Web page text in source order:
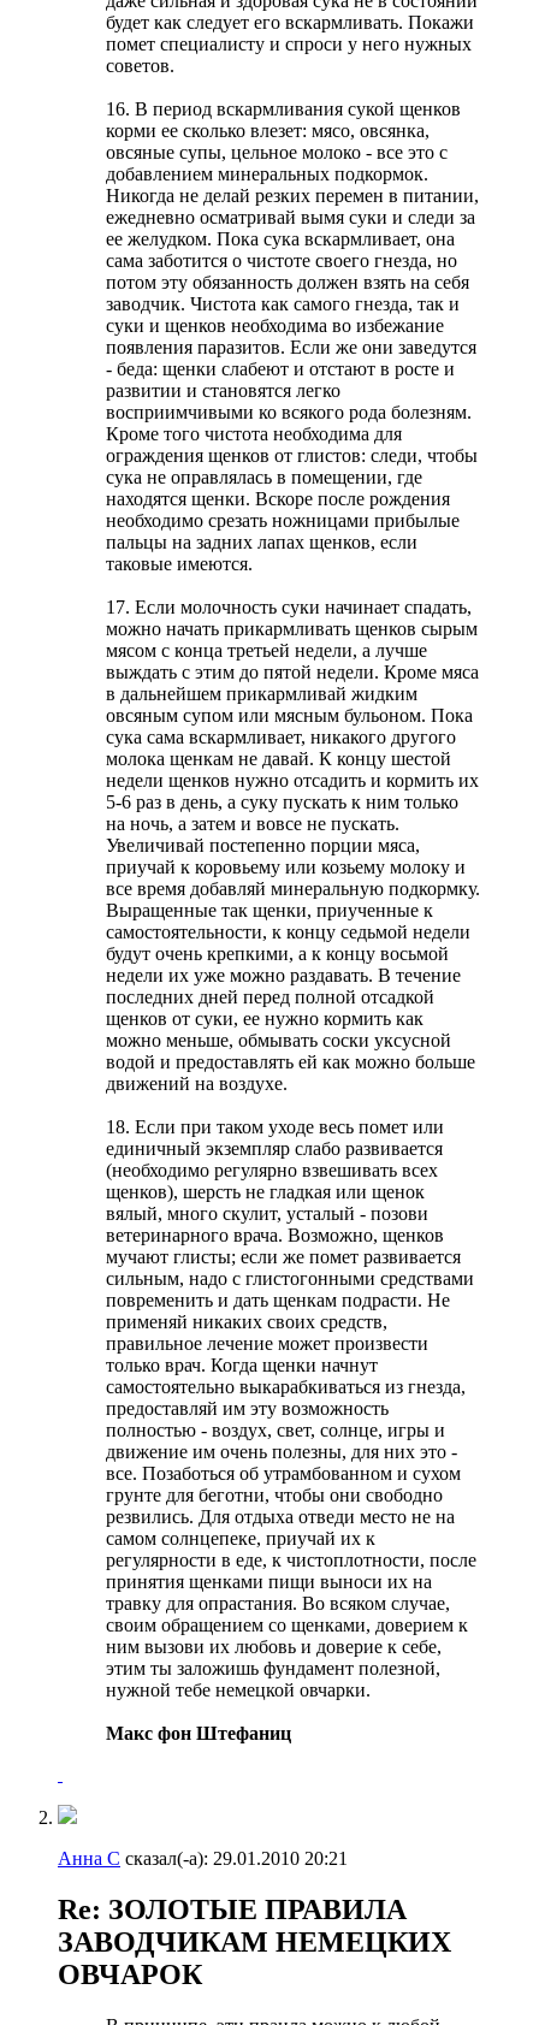
будет как следует его вскармливать. Покажи
помет специалисту и спроси у него нужных
советов.
16. В период вскармливания сукой щенков
корми ее сколько влезет: мясо, овсянка,
овсяные супы, цельное молоко - все это с
добавлением минеральных подкормок.
Никогда не делай резких перемен в питании,
ежедневно осматривай вымя суки и следи за
ее желудком. Пока сука вскармливает, она
сама заботится о чистоте своего гнезда, но
потом эту обязанность должен взять на себя
заводчик. Чистота как самого гнезда, так и
суки и щенков необходима во избежание
появления паразитов. Если же они заведутся
- беда: щенки слабеют и отстают в росте и
развитии и становятся легко
восприимчивыми ко всякого рода болезням.
Кроме того чистота необходима для
ограждения щенков от глистов: следи, чтобы
сука не оправлялась в помещении, где
находятся щенки. Вскоре после рождения
необходимо срезать ножницами прибылые
пальцы на задних лапах щенков, если
таковые имеются.
17. Если молочность суки начинает спадать,
можно начать прикармливать щенков сырым
мясом с конца третьей недели, а лучше
выждать с этим до пятой недели. Кроме мяса
в дальнейшем прикармливай жидким
овсяным супом или мясным бульоном. Пока
сука сама вскармливает, никакого другого
молока щенкам не давай. К концу шестой
недели щенков нужно отсадить и кормить их
5-6 раз в день, а суку пускать к ним только
на ночь, а затем и вовсе не пускать.
Увеличивай постепенно порции мяса,
приучай к коровьему или козьему молоку и
все время добавляй минеральную подкормку.
Выращенные так щенки, приученные к
самостоятельности, к концу седьмой недели
будут очень крепкими, а к концу восьмой
недели их уже можно раздавать. В течение
последних дней перед полной отсадкой
щенков от суки, ее нужно кормить как
можно меньше, обмывать соски уксусной
водой и предоставлять ей как можно больше
движений на воздухе.
18. Если при таком уходе весь помет или
единичный экземпляр слабо развивается
(необходимо регулярно взвешивать всех
щенков), шерсть не гладкая или щенок
вялый, много скулит, усталый - позови
ветеринарного врача. Возможно, щенков
мучают глисты; если же помет развивается
сильным, надо с глистогонными средствами
повременить и дать щенкам подрасти. Не
применяй никаких своих средств,
правильное лечение может произвести
только врач. Когда щенки начнут
самостоятельно выкарабкиваться из гнезда,
предоставляй им эту возможность
полностью - воздух, свет, солнце, игры и
движение им очень полезны, для них это -
все. Позаботься об утрамбованном и сухом
грунте для беготни, чтобы они свободно
резвились. Для отдыха отведи место не на
самом солнцепеке, приучай их к
регулярности в еде, к чистоплотности, после
принятия щенками пищи выноси их на
травку для опрастания. Во всяком случае,
своим обращением со щенками, доверием к
ним вызови их любовь и доверие к себе,
этим ты заложишь фундамент полезной,
нужной тебе немецкой овчарки.
Макс фон Штефаниц
Анна С сказал(-а): 29.01.2010 20:21
Re: ЗОЛОТЫЕ ПРАВИЛА
ЗАВОДЧИКАМ НЕМЕЦКИХ
ОВЧАРОК